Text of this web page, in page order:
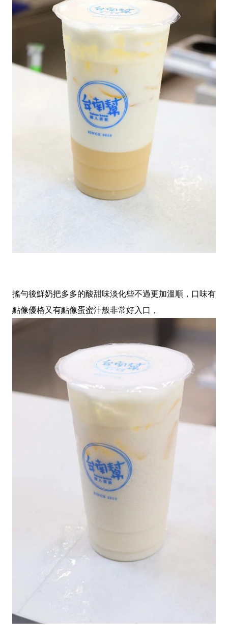
搖勻後鮮奶把多多的酸甜味淡化些不過更加溫順，口味有
點像優格又有點像蛋蜜汁般非常好入口，